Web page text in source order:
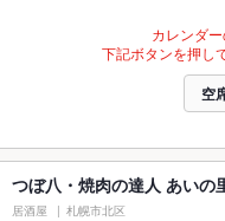
カレンダ
下記ボタンを押し
空
つぼ八・焼肉の達人 あいの
居酒屋 札幌市北区